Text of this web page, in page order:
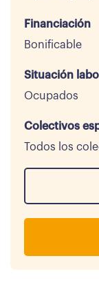
Financiación
Bonificable
Situación
Ocupados
Colectivos
Todos los